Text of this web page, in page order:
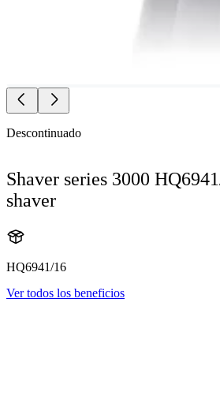
Descontinuado
Shaver series 3000
shaver
HQ6941/16
Ver todos los beneficios